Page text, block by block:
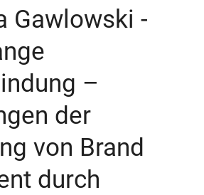
Gawlowski -
–
der
von Brand
durch